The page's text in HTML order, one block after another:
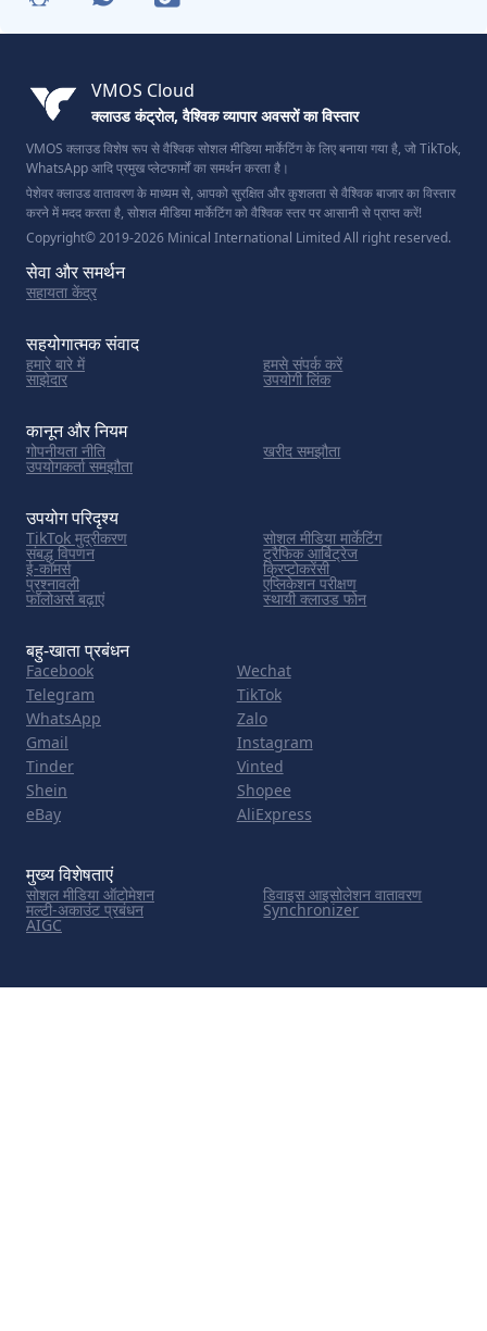
VMOS Cloud
क्लाउड कंट्रोल, वैश्विक व्यापार अवसरों का विस्तार
VMOS क्लाउड विशेष रूप से वैश्विक सोशल मीडिया मार्केटिंग के लिए बनाया गया है, जो TikTok,
WhatsApp आदि प्रमुख प्लेटफार्मों का समर्थन करता है।
पेशेवर क्लाउड वातावरण के माध्यम से, आपको सुरक्षित और कुशलता से वैश्विक बाजार का विस्तार
करने में मदद करता है, सोशल मीडिया मार्केटिंग को वैश्विक स्तर पर आसानी से प्राप्त करें!
Copyright© 2019-2026 Minical International Limited All right reserved.
सेवा और समर्थन
सहायता केंद्र
सहयोगात्मक संवाद
हमारे बारे में हमसे संपर्क करें
साझेदार उपयोगी लिंक
कानून और नियम
गोपनीयता नीति खरीद समझौता
उपयोगकर्ता समझौता
उपयोग परिदृश्य
TikTok मुद्रीकरण सोशल मीडिया मार्केटिंग
संबद्ध विपणन ट्रैफिक आर्बिट्रेज
ई-कॉमर्स क्रिप्टोकरेंसी
प्रश्नावली एप्लिकेशन परीक्षण
फॉलोअर्स बढ़ाएं स्थायी क्लाउड फोन
बहु-खाता प्रबंधन
Facebook
Wechat
Telegram
TikTok
WhatsApp
Zalo
Gmail
Instagram
Tinder
Vinted
Shein
Shopee
eBay
AliExpress
मुख्य विशेषताएं
सोशल मीडिया ऑटोमेशन डिवाइस आइसोलेशन वातावरण
मल्टी-अकाउंट प्रबंधन Synchronizer
AIGC